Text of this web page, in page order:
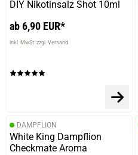
prev
DIY Nikotinsalz Shot 10ml
ab 6,90 EUR*
inkl. MwSt. zzgl. Versand
DAMPFLION
White King Dampflion
Checkmate Aroma